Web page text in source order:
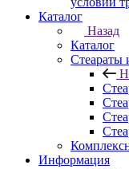
Каталог
Назад
Каталог
Стеараты
Информация